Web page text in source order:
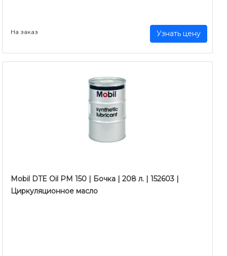
На заказ Узнать цену
Mobil DTE Oil PM 150 | Бочка | 208 л. | 152603 |
Циркуляционное масло